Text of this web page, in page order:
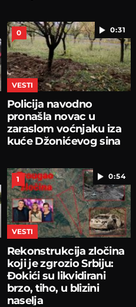
0:31
0
VESTI
Policija navodno
pronašla novac u
zaraslom voćnjaku iza
kuće Džonićevog sina
0:54
1
VESTI
Rekonstrukcija zločina
koji je zgrozio Srbiju:
Đokići su likvidirani
brzo, tiho, u blizini
naselja